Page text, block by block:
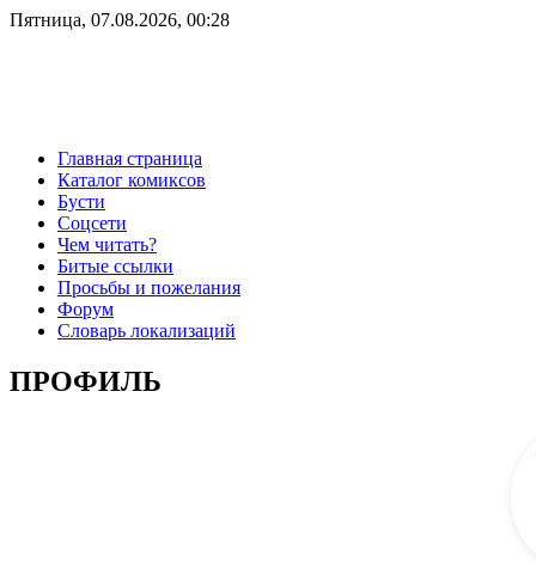
Пятница, 07.08.2026, 00:28
Главная страница
Каталог комиксов
Бусти
Соцсети
Чем читать?
Битые ссылки
Просьбы и пожелания
Форум
Словарь локализаций
ПРОФИЛЬ